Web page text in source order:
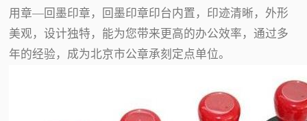
用章—回墨印章，回墨印章印台内置，印迹清晰，外形
美观，设计独特，能为您带来更高的办公效率，通过多
年的经验，成为北京市公章承刻定点单位。